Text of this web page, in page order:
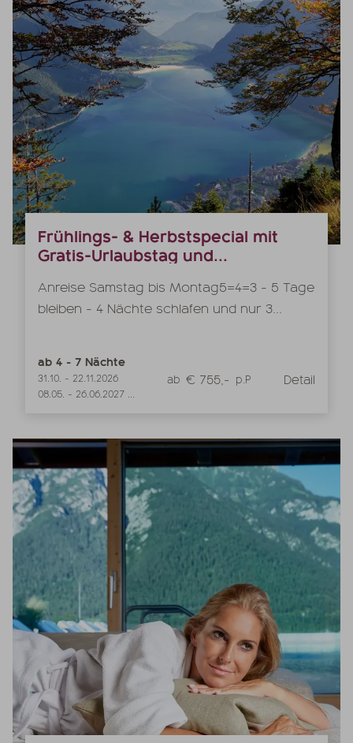
Frühlings- & Herbstspecial mit
Gratis-Urlaubstag und...
Anreise Samstag bis Montag5=4=3 - 5 Tage
bleiben - 4 Nächte schlafen und nur 3...
ab 4 - 7 Nächte
31.10. - 22.11.2026
08.05. - 26.06.2027 ...
ab € 755,- p.P Detail